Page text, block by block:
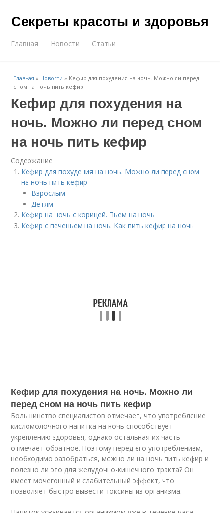
Секреты красоты и здоровья
Главная Новости Статьи
Главная » Новости » Кефир для похудения на ночь. Можно ли перед
сном на ночь пить кефир
Кефир для похудения на
ночь. Можно ли перед сном
на ночь пить кефир
Содержание
Кефир для похудения на ночь. Можно ли перед сном
на ночь пить кефир
Взрослым
Детям
Кефир на ночь с корицей. Пьем на ночь
Кефир с печеньем на ночь. Как пить кефир на ночь
Кефир для похудения на ночь. Можно ли
перед сном на ночь пить кефир
Большинство специалистов отмечает, что употребление
кисломолочного напитка на ночь способствует
укреплению здоровья, однако остальная их часть
отмечает обратное. Поэтому перед его употреблением,
необходимо разобраться, можно ли на ночь пить кефир и
полезно ли это для желудочно-кишечного тракта? Он
имеет мочегонный и слабительный эффект, что
позволяет быстро вывести токсины из организма.